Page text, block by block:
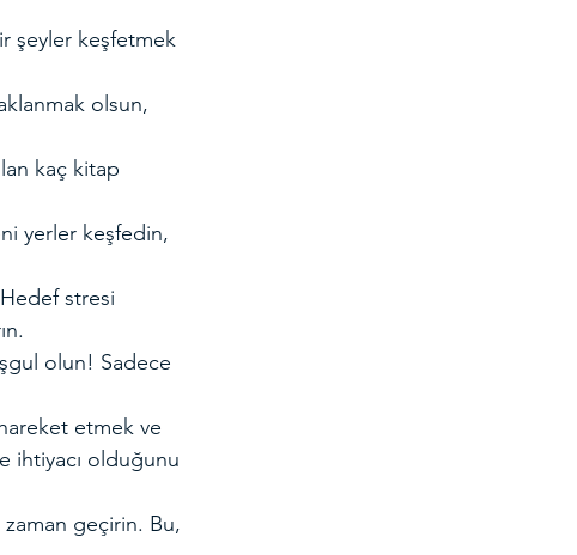
şeyler keşfetmek
olsun,
kaç kitap
yerler keşfedin,
stresi
olun! Sadece
etmek ve
ihtiyacı olduğunu
geçirin. Bu,